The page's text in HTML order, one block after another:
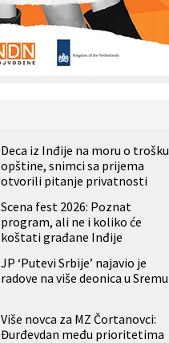
Deca iz Inđije na moru o trošku
opštine, snimci sa prijema
otvorili pitanje privatnosti
Scena fest 2026: Poznat
program, ali ne i koliko će
koštati građane Inđije
JP ‘Putevi Srbije’ najavio je
radove na više deonica u Sremu
Više novca za MZ Čortanovci:
Đurđevdan među prioritetima